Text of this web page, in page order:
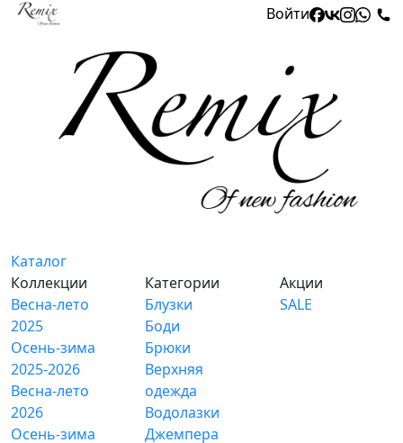
Войти
Каталог
Коллекции
Весна-лето
2025
Осень-зима
2025-2026
Весна-лето
2026
Осень-зима
Категории
Блузки
Боди
Брюки
Верхняя
одежда
Водолазки
Джемпера
Акции
SALE